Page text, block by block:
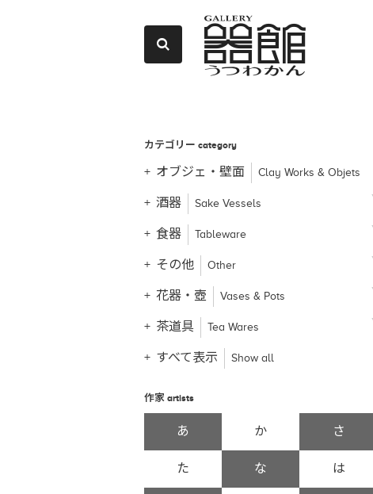
カテゴリー category
オブジェ・壁面 Clay Works & Objets
酒器 Sake Vessels
食器 Tableware
その他 Other
花器・壺 Vases & Pots
茶道具 Tea Wares
すべて表示 Show all
作家 artists
あ か さ
た な は